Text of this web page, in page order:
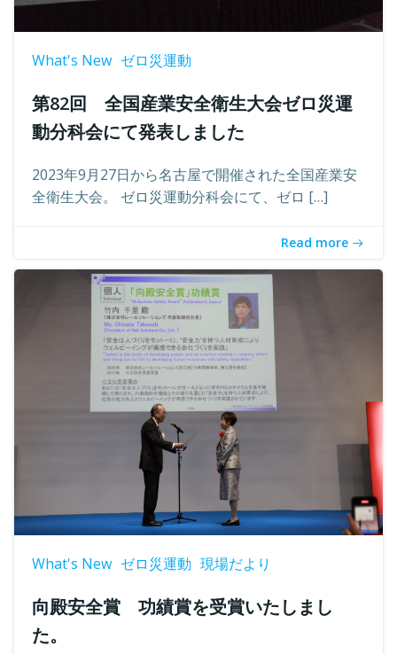
What's New ゼロ災運動
第82回 全国産業安全衛生大会ゼロ災運
動分科会にて発表しました
2023年9月27日から名古屋で開催された全国産業安
全衛生大会。 ゼロ災運動分科会にて、ゼロ […]
Read more
What's New ゼロ災運動 現場だより
向殿安全賞 功績賞を受賞いたしまし
た。